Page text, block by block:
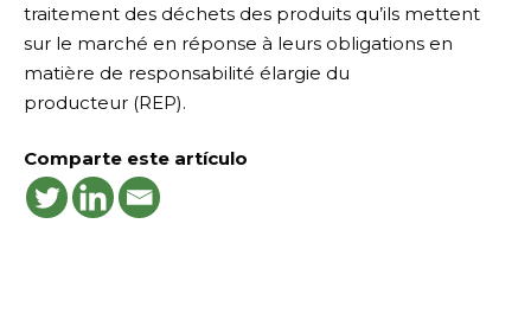
traitement des déchets des produits qu’ils mettent
sur le marché en réponse à leurs obligations en
matière de responsabilité élargie du
producteur (REP).
Comparte este artículo